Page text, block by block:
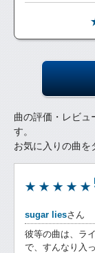
曲の評価・レビュ
す。
お気に入りの曲を
sugar liesさん
彼等の曲は、ラ
で、すんなり入